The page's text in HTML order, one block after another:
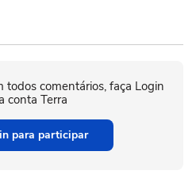
todos comentários, faça Login
conta Terra
para participar